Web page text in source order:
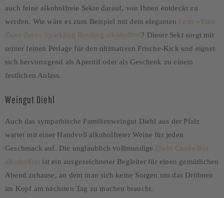
auch feine alkoholfreie Sekte darauf, von Ihnen entdeckt zu
werden. Wie wäre es zum Beispiel mit dem eleganten Leitz »Eins-
Zwei-Zero« Sparkling Riesling alkoholfrei? Dieser Sekt sorgt mit
seiner feinen Perlage für den ultimativen Frische-Kick und eignet
sich hervorragend als Aperitif oder als Geschenk zu einem
festlichen Anlass.
Weingut Diehl
Auch das sympathische Familienweingut Diehl aus der Pfalz
wartet mit einer Handvoll alkoholfreier Weine für jeden
Geschmack auf. Die unglaublich vollmundige Diehl Cuvée Rot
alkoholfrei ist ein ausgezeichneter Begleiter für einen gemütlichen
Abend zuhause, an dem man sich keine Sorgen um das Dröhnen
im Kopf am nächsten Tag zu machen braucht.